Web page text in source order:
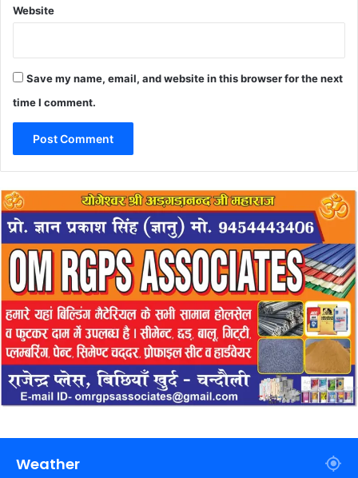
Website
Save my name, email, and website in this browser for the next
time I comment.
Weather